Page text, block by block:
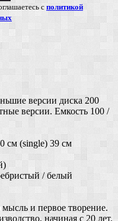
с политикой
версии диска 200
версии. Емкость 100 /
см (single) 39 см
/ белый
и первое творение.
начиная с 20 лет.